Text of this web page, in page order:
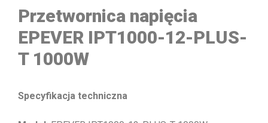
Przetwornica napięcia
EPEVER IPT1000-12-PLUS-
T 1000W
Specyfikacja techniczna